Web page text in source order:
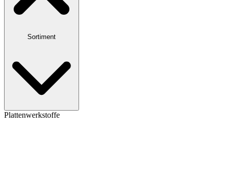
Sortiment
Plattenwerkstoffe